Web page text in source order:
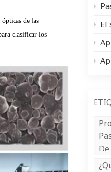
Pasta de
El
De
de las
clasificar los